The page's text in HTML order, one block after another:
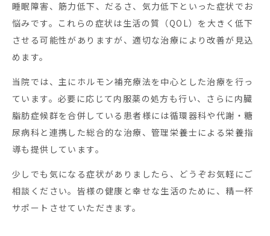
睡眠障害、筋力低下、だるさ、気力低下といった症状でお
悩みです。これらの症状は生活の質（QOL）を大きく低下
させる可能性がありますが、適切な治療により改善が見込
めます。
当院では、主にホルモン補充療法を中心とした治療を行っ
ています。必要に応じて内服薬の処方も行い、さらに内臓
脂肪症候群を合併している患者様には循環器科や代謝・糖
尿病科と連携した総合的な治療、管理栄養士による栄養指
導も提供しています。
少しでも気になる症状がありましたら、どうぞお気軽にご
相談ください。皆様の健康と幸せな生活のために、精一杯
サポートさせていただきます。